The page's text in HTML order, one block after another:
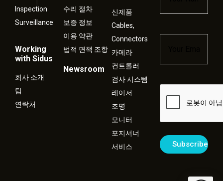
Inspection
Surveillance
Working
with Sidus
회사 소개
팀
연락처
수리 절차
보증 정보
이용 약관
법적 면책 조항
Newsroom
신제품
Cables,
Connectors
카메라
컨트롤러
검사 시스템
레이저
조명
모니터
포지셔너
서비스